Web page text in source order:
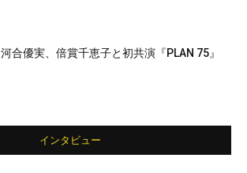
河合優実、倍賞千恵子と初共演『PLAN 75』
インタビュー